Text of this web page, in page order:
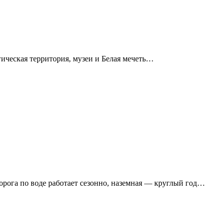
территория, музеи и Белая мечеть…
по воде работает сезонно, наземная — круглый год…